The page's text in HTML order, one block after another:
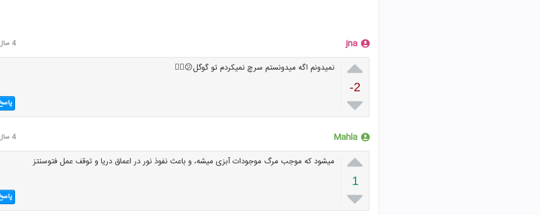
jna 4 سال قبل

-2

نمیدونم اگه میدونستم سرچ نمیکردم تو گوگل😕✌🏻
Mahla 4 سال قبل

1

میشود که موجب مرگ موجودات آبزی میشه، و باعث نفوذ نور در اعماق دریا و توقف عمل فتوسنتز